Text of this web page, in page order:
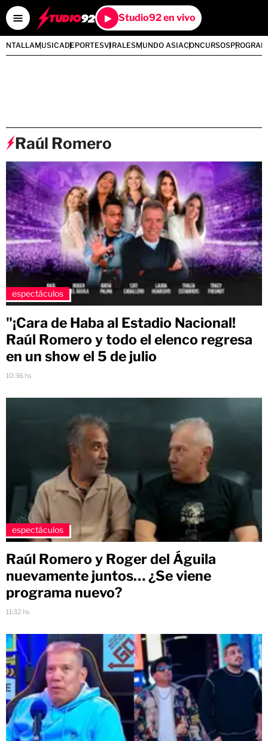
Studio92 en vivo
MUSICADEPORTESVIRALESMUNDO ASIACONCURSOS
Raúl Romero
espectáculos
"¡Cara de Haba al Estadio Nacional!
Raúl Romero y todo el elenco regresa
en un show el 5 de julio
10:36 hs
espectáculos
Raúl Romero y Roger del Águila
nuevamente juntos… ¿Se viene
programa nuevo?
11:32 hs